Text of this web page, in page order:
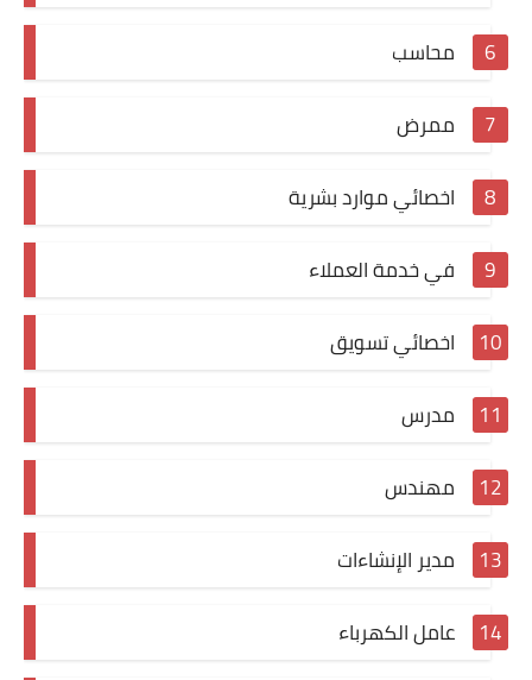
محاسب
ممرض
اخصائي موارد بشرية
في خدمة العملاء
اخصائي تسويق
مدرس
مهندس
مدير الإنشاءات
عامل الكهرباء